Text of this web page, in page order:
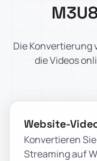
Die Konvertierung
die Videos
Website-
Konvertieren
Streaming auf